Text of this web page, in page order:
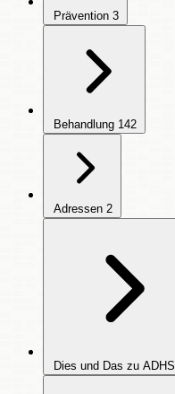
Prävention 3
Behandlung 142
Adressen 2
Dies und Das zu ADHS